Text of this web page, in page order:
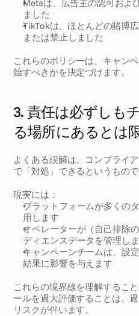
Metaは、広告主の認可およ
ました
TikTokは、ほとんどの賭博
または禁止しました
これらのポリシーは、キャン
始すべきかを決定づけます。
3. 責任は必ずしも
る場所にあるとは
よくある誤解は、コンプライ
で「対処」できるというもので
現実には：
プラットフォームが多くの
用します
オペレーターが（自己排除
ディエンスデータを管理し
キャンペーンチームは、設
結果に影響を与えます
これらの境界線を理解するこ
ールを過大評価することは、
リスクが伴います。